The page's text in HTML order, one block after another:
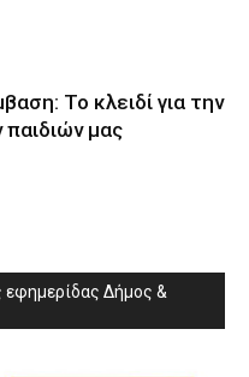
Το κλειδί για την
µας
Δήμος &